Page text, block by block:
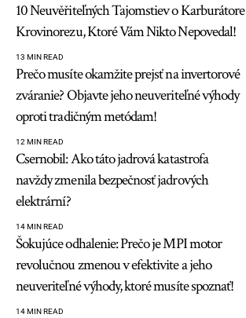
10 Neuvěřiteľných Tajomstiev o Karburátore
Krovinorezu, Ktoré Vám Nikto Nepovedal!
13 MIN READ
Prečo musíte okamžite prejsť na invertorové
zváranie? Objavte jeho neuveriteľné výhody
oproti tradičným metódam!
12 MIN READ
Csernobil: Ako táto jadrová katastrofa
navždy zmenila bezpečnosť jadrových
elektrární?
14 MIN READ
Šokujúce odhalenie: Prečo je MPI motor
revolučnou zmenou v efektivite a jeho
neuveriteľné výhody, ktoré musíte spoznať!
14 MIN READ